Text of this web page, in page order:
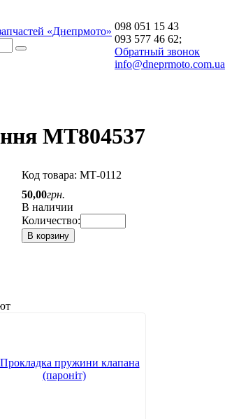
«Днепрмото» 098 051 15 43
093 577 46 62;
Обратный звонок
info@dneprmoto.com.ua
МТ804537
Код товара: МТ-0112
50,00грн.
В наличии
Количество:
В корзину